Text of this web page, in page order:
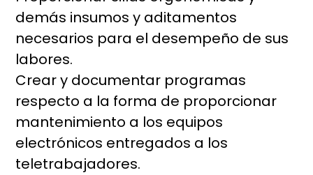
demás insumos y aditamentos
necesarios para el desempeño de sus
labores.
Crear y documentar programas
respecto a la forma de proporcionar
mantenimiento a los equipos
electrónicos entregados a los
teletrabajadores.